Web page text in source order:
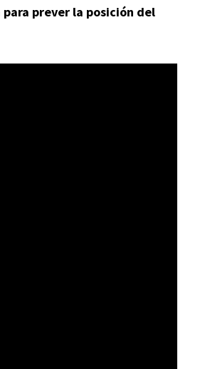
prever la posición del